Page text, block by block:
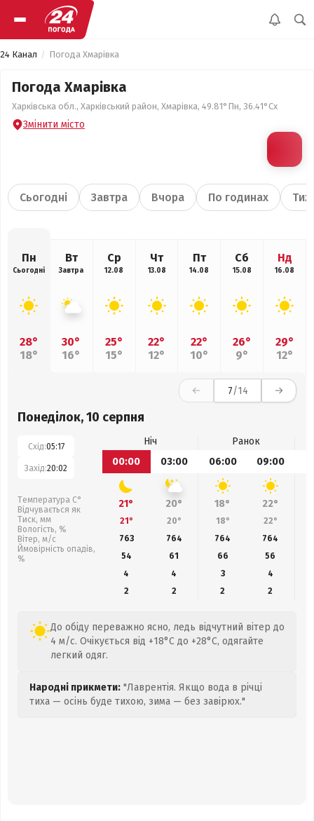
24 Канал Погода Хмарівка
Погода Хмарівка
Харківська обл., Харківський район, Хмарівка, 49.81°Пн, 36.41°Сх
Змінити місто
Сьогодні Завтра Вчора По годинах
Пн
Сьогодні
28°
18°
Вт
Завтра
30°
16°
Ср
12.08
25°
15°
Чт
13.08
22°
12°
Пт
14.08
22°
10°
Сб
15.08
26°
9°
Нд
16.08
29°
12°
7/14
Понеділок, 10 серпня
Схід:05:17
Захід:20:02
Температура С°
Відчувається як
Тиск, мм
Вологість, %
Вітер, м/с
Ймовірність опадів,
%
Ніч
Ранок
00:00
03:00 06:00 09:00
21° 20° 18° 22°
21° 20° 18° 22°
763
764 764 764
54
61 66 56
4
4 3
4
2
2 2 2
До обіду переважно ясно, ледь відчутний вітер до
4 м/с. Очікується від +18°C до +28°C, одягайте
легкий одяг.
Народні прикмети: "Лаврентія. Якщо вода в річці
тиха — осінь буде тихою, зима — без завірюх."